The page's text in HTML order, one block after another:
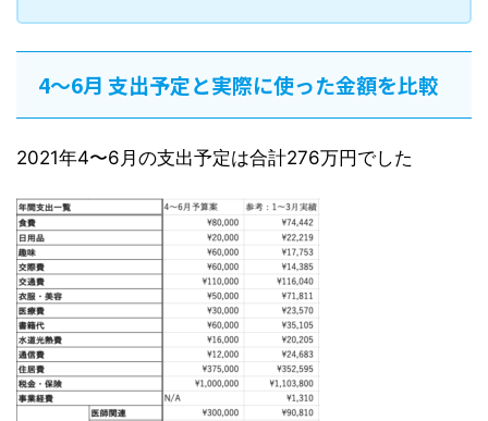
4〜6月 支出予定と実際に使った金額を比較
2021年4〜6月の支出予定は合計276万円でした